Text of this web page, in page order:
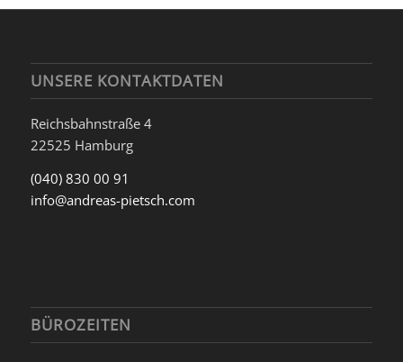
UNSERE KONTAKTDATEN
Reichsbahnstraße 4
22525 Hamburg
(040) 830 00 91
info@andreas-pietsch.com
BÜROZEITEN